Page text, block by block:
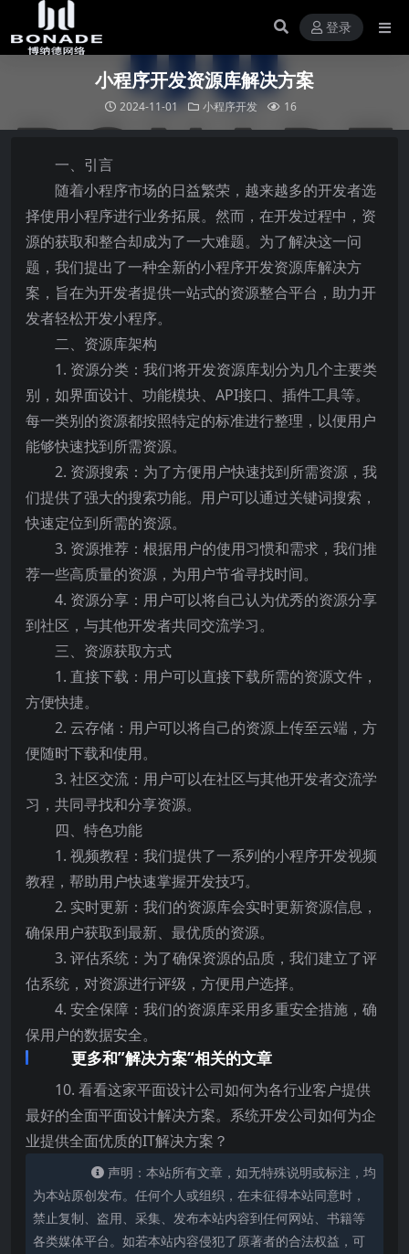
登录
小程序开发资源库解决方案
2024-11-01 小程序开发 16
一、引言
随着小程序市场的日益繁荣，越来越多的开发者选
择使用小程序进行业务拓展。然而，在开发过程中，资
源的获取和整合却成为了一大难题。为了解决这一问
题，我们提出了一种全新的小程序开发资源库解决方
案，旨在为开发者提供一站式的资源整合平台，助力开
发者轻松开发小程序。
二、资源库架构
1. 资源分类：我们将开发资源库划分为几个主要类
别，如界面设计、功能模块、API接口、插件工具等。
每一类别的资源都按照特定的标准进行整理，以便用户
能够快速找到所需资源。
2. 资源搜索：为了方便用户快速找到所需资源，我
们提供了强大的搜索功能。用户可以通过关键词搜索，
快速定位到所需的资源。
3. 资源推荐：根据用户的使用习惯和需求，我们推
荐一些高质量的资源，为用户节省寻找时间。
4. 资源分享：用户可以将自己认为优秀的资源分享
到社区，与其他开发者共同交流学习。
三、资源获取方式
1. 直接下载：用户可以直接下载所需的资源文件，
方便快捷。
2. 云存储：用户可以将自己的资源上传至云端，方
便随时下载和使用。
3. 社区交流：用户可以在社区与其他开发者交流学
习，共同寻找和分享资源。
四、特色功能
1. 视频教程：我们提供了一系列的小程序开发视频
教程，帮助用户快速掌握开发技巧。
2. 实时更新：我们的资源库会实时更新资源信息，
确保用户获取到最新、最优质的资源。
3. 评估系统：为了确保资源的品质，我们建立了评
估系统，对资源进行评级，方便用户选择。
4. 安全保障：我们的资源库采用多重安全措施，确
保用户的数据安全。
更多和”解决方案“相关的文章
10. 看看这家平面设计公司如何为各行业客户提供
最好的全面平面设计解决方案。系统开发公司如何为企
业提供全面优质的IT解决方案？
声明：本站所有文章，如无特殊说明或标注，均
为本站原创发布。任何个人或组织，在未征得本站同意时，
禁止复制、盗用、采集、发布本站内容到任何网站、书籍等
各类媒体平台。如若本站内容侵犯了原著者的合法权益，可